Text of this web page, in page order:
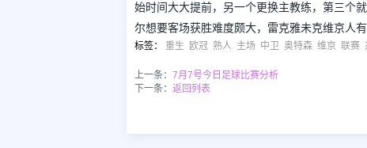
始时间大大提前，另一个更换主教练，第三个
尔想要客场获胜难度颇大，雷克雅未克维京人有
标签： 重生 欧冠 熟人 主场 中卫 奥特森 维京 联赛
上一条： 7月7号今日足球比赛分析
下一条： 返回列表